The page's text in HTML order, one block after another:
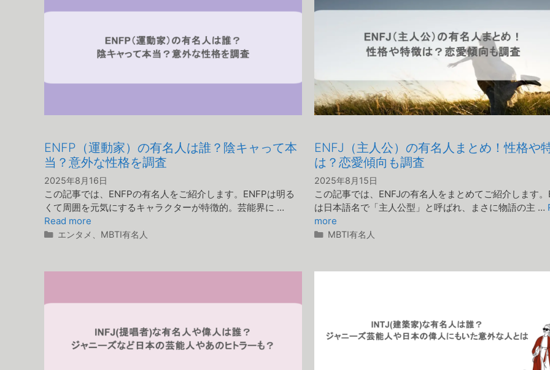
ENFP（運動家）の有名人は誰？陰キャって本
当？意外な性格を調査
2025年8月16日
この記事では、ENFPの有名人をご紹介します。ENFPは明る
くて周囲を元気にするキャラクターが特徴的。芸能界に …
Read more
カ
リ
エンタメ 、 MBTI有名人
ENFJ（主人公）の有名人まとめ！性格や
は？恋愛傾向も調査
2025年8月15日
この記事では、ENFJの有名人をまとめてご紹介します。
は日本語名で「主人公型」と呼ばれ、まさに物語の主 …
more
カ
リ
MBTI有名人